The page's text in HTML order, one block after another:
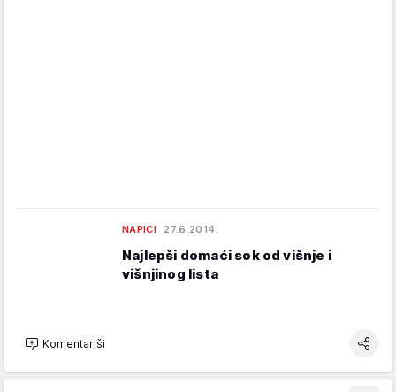
NAPICI 27.6.2014.
Najlepši domaći sok od višnje i
višnjinog lista
Komentariši